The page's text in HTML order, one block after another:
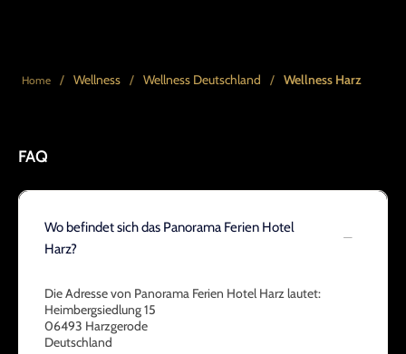
Home / Wellness / Wellness Deutschland / Wellness Harz
FAQ
Wo befindet sich das Panorama Ferien Hotel
Harz?
Die Adresse von Panorama Ferien Hotel Harz lautet:
Heimbergsiedlung 15
06493 Harzgerode
Deutschland